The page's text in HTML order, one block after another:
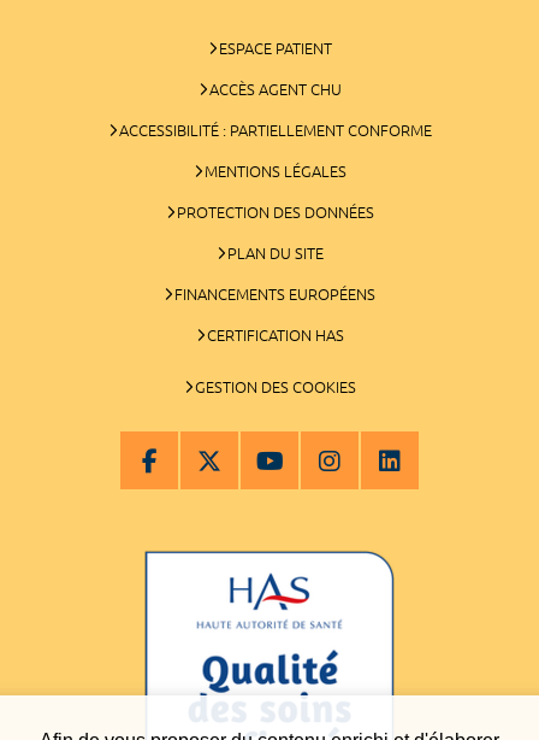
ESPACE PATIENT
ACCÈS AGENT CHU
ACCESSIBILITÉ : PARTIELLEMENT CONFORME
MENTIONS LÉGALES
PROTECTION DES DONNÉES
PLAN DU SITE
FINANCEMENTS EUROPÉENS
CERTIFICATION HAS
GESTION DES COOKIES